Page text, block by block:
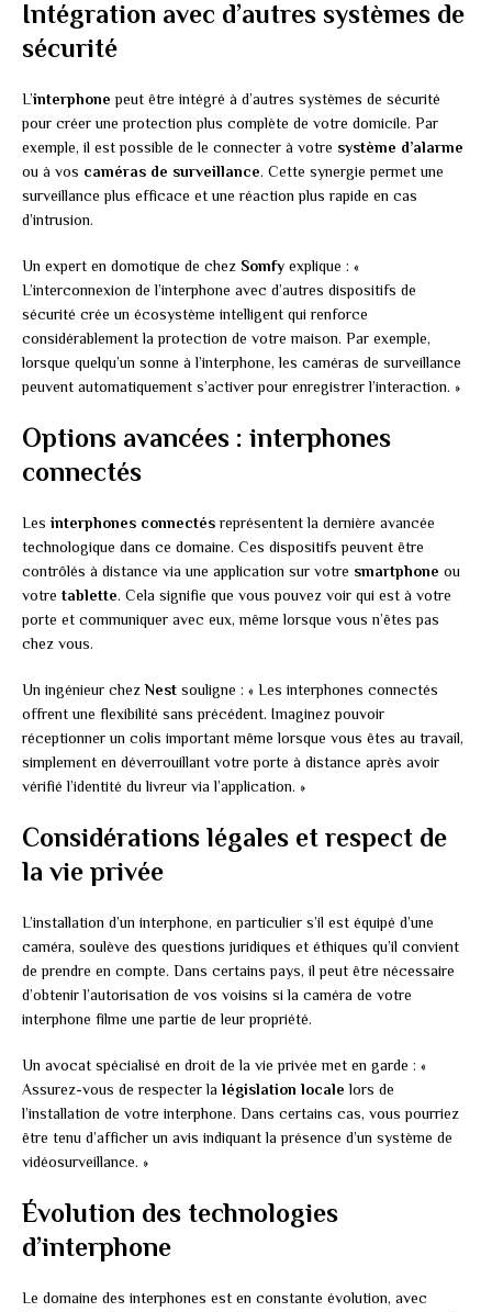
Intégration avec d’autres systèmes de
sécurité
L’interphone peut être intégré à d’autres systèmes de sécurité
pour créer une protection plus complète de votre domicile. Par
exemple, il est possible de le connecter à votre système d’alarme
ou à vos caméras de surveillance. Cette synergie permet une
surveillance plus efficace et une réaction plus rapide en cas
d’intrusion.
Un expert en domotique de chez Somfy explique : «
L’interconnexion de l’interphone avec d’autres dispositifs de
sécurité crée un écosystème intelligent qui renforce
considérablement la protection de votre maison. Par exemple,
lorsque quelqu’un sonne à l’interphone, les caméras de surveillance
peuvent automatiquement s’activer pour enregistrer l’interaction. »
Options avancées : interphones
connectés
Les interphones connectésreprésentent la dernière avancée
technologique dans ce domaine. Ces dispositifs peuvent être
contrôlés à distance via une application sur votre smartphone ou
votre tablette. Cela signifie que vous pouvez voir qui est à votre
porte et communiquer avec eux, même lorsque vous n’êtes pas
chez vous.
Un ingénieur chezNest souligne : « Les interphones connectés
offrent une flexibilité sans précédent. Imaginez pouvoir
réceptionner un colis important même lorsque vous êtes au travail,
simplement en déverrouillant votre porte à distance après avoir
vérifié l’identité du livreur via l’application. »
Considérations légales et respect de
la vie privée
L’installation d’un interphone, en particulier s’il est équipé d’une
caméra, soulève des questions juridiques et éthiques qu’il convient
de prendre en compte. Dans certains pays, il peut être nécessaire
d’obtenir l’autorisation de vos voisins si la caméra de votre
interphone filme une partie de leur propriété.
Un avocat spécialisé en droit de la vie privée met en garde : «
Assurez-vous de respecter la législation locale lors de
l’installation de votre interphone. Dans certains cas, vous pourriez
être tenu d’afficher un avis indiquant la présence d’un système de
vidéosurveillance. »
Évolution des technologies
d’interphone
Le domaine des interphones est en constante évolution, avec